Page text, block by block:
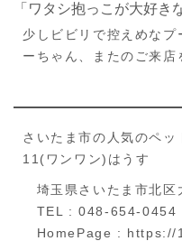
「ワタシ抱っこが大好き
少しビビリで控えめな
ーちゃん、またのご来店
さいたま市の人気のペ
11(ワンワン)はうす
埼玉県さいたま市北区
TEL : 048-654-0454
HomePage : https://